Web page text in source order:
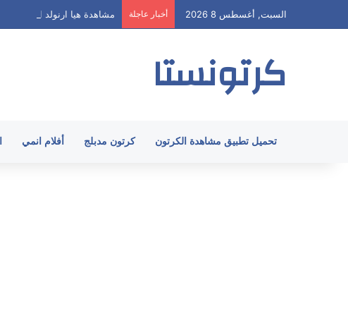
السبت, أغسطس 8 2026 أخبار عاجلة مشاهدة هيا ارنولد الحلقة 62 مدبلج HD جميع الحلقات
كرتونستا
تحميل تطبيق مشاهدة الكرتون كرتون مدبلج أفلام انمي